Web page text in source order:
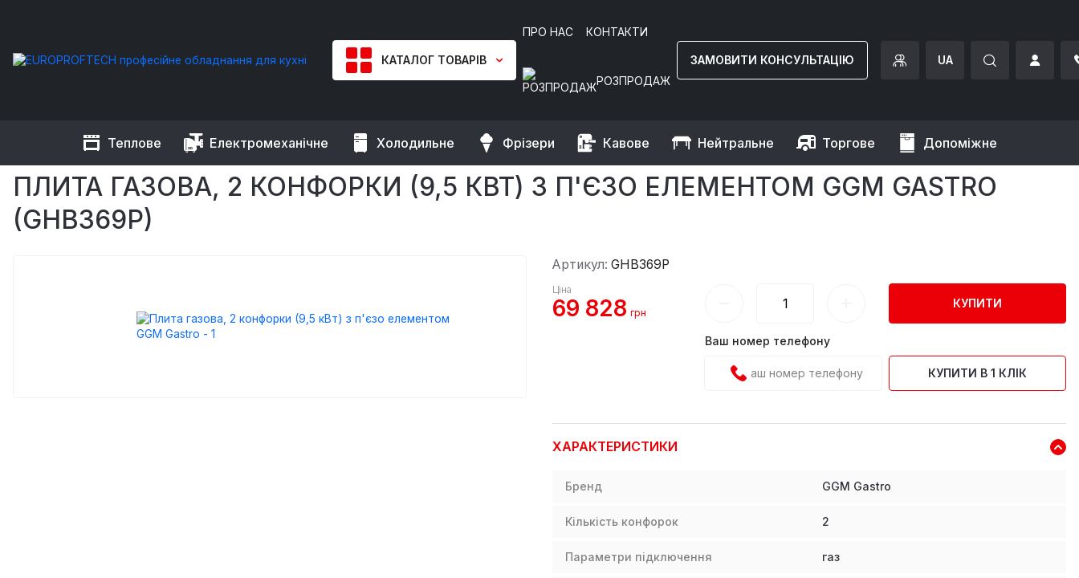
КАТАЛОГ ТОВАРІВ
ПРО НАС КОНТАКТИ
РОЗПРОДАЖ
ЗАМОВИТИ КОНСУЛЬТАЦІЮ UA
Теплове Електромеханічне Холодильне Фрізери Кавове Нейтральне Торгове Допоміжне
EUROPROFTECH Теплове обладнання Плити промислові Плити газові промислові Плита газова, 2 конфорки (9,5 кВт) з п'єзо елементом GGM Gastro
ПЛИТА ГАЗОВА, 2 КОНФОРКИ (9,5 КВТ) З П'ЄЗО ЕЛЕМЕНТОМ GGM GASTRO
(GHB369P)
Артикул: GHB369P
Ціна
69 828 грн
КУПИТИ
Ваш номер телефону
КУПИТИ В 1 КЛІК
ХАРАКТЕРИСТИКИ
Бренд GGM Gastro
Кількість конфорок 2
Параметри підключення газ